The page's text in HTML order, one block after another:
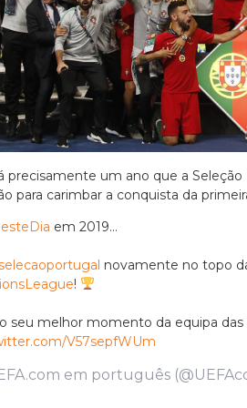
precisamente um ano que a
para carimbar a conquista da
em 2019…
novamente no topo
!
seu melhor momento da equipa das
V57sepfWUm
em português